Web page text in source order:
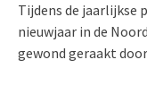
Tijdens de jaarlijkse
nieuwjaar in de
gewond geraakt